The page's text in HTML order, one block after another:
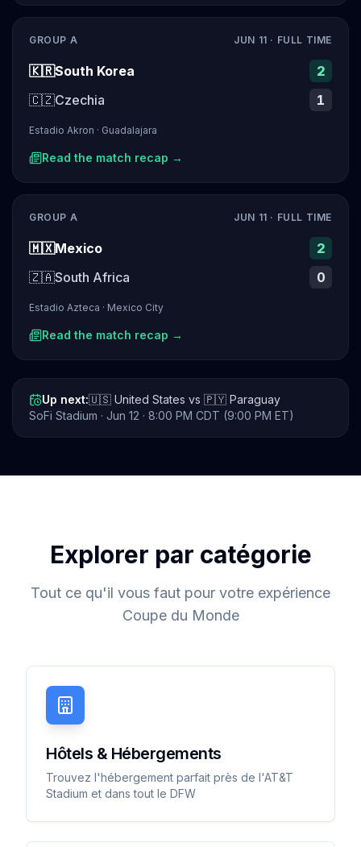
GROUP A JUN 11 · FULL TIME
🇰🇷South Korea
2
🇨🇿Czechia 1
Estadio Akron · Guadalajara
Read the match recap →
GROUP A JUN 11 · FULL TIME
🇲🇽Mexico
2
🇿🇦South Africa 0
Estadio Azteca · Mexico City
Read the match recap →
Up next:🇺🇸 United States vs 🇵🇾 Paraguay
SoFi Stadium · Jun 12 · 8:00 PM CDT (9:00 PM ET)
Explorer par catégorie
Tout ce qu'il vous faut pour votre expérience
Coupe du Monde
Hôtels & Hébergements
Trouvez l'hébergement parfait près de l'AT&T
Stadium et dans tout le DFW